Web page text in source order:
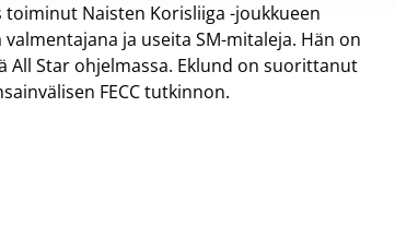
Naisten Korisliiga -joukkueen
ja useita SM-mitaleja. Hän on
Star ohjelmassa. Eklund on suorittanut
FECC tutkinnon.